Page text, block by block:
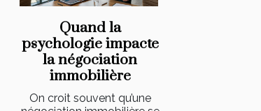
Quand la
psychologie impacte
la négociation
immobilière
On croit souvent qu’une